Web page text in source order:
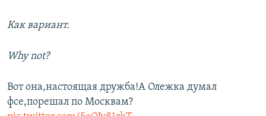
Как вариант.
Why not?
Вот она,настоящая дружба!А Олежка думал
фсе,порешал по Москвам?